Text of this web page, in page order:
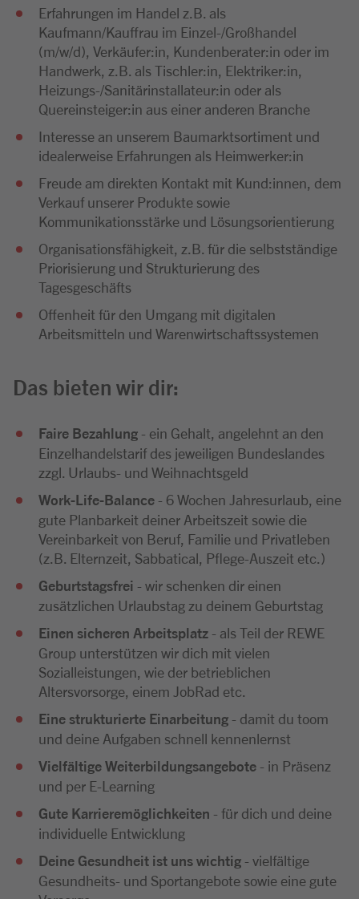
Erfahrungen im Handel z.B. als
Kaufmann/Kauffrau im Einzel-/Großhandel
(m/w/d), Verkäufer:in, Kundenberater:in oder im
Handwerk, z.B. als Tischler:in, Elektriker:in,
Heizungs-/Sanitärinstallateur:in oder als
Quereinsteiger:in aus einer anderen Branche
Interesse an unserem Baumarktsortiment und
idealerweise Erfahrungen als Heimwerker:in
Freude am direkten Kontakt mit Kund:innen, dem
Verkauf unserer Produkte sowie
Kommunikationsstärke und Lösungsorientierung
Organisationsfähigkeit, z.B. für die selbstständige
Priorisierung und Strukturierung des
Tagesgeschäfts
Offenheit für den Umgang mit digitalen
Arbeitsmitteln und Warenwirtschaftssystemen
Das bieten wir dir:
Faire Bezahlung - ein Gehalt, angelehnt an den
Einzelhandelstarif des jeweiligen Bundeslandes
zzgl. Urlaubs- und Weihnachtsgeld
Work-Life-Balance - 6 Wochen Jahresurlaub, eine
gute Planbarkeit deiner Arbeitszeit sowie die
Vereinbarkeit von Beruf, Familie und Privatleben
(z.B. Elternzeit, Sabbatical, Pflege-Auszeit etc.)
Geburtstagsfrei - wir schenken dir einen
zusätzlichen Urlaubstag zu deinem Geburtstag
Einen sicheren Arbeitsplatz - als Teil der REWE
Group unterstützen wir dich mit vielen
Sozialleistungen, wie der betrieblichen
Altersvorsorge, einem JobRad etc.
Eine strukturierte Einarbeitung - damit du toom
und deine Aufgaben schnell kennenlernst
Vielfältige Weiterbildungsangebote - in Präsenz
und per E-Learning
Gute Karrieremöglichkeiten - für dich und deine
individuelle Entwicklung
Deine Gesundheit ist uns wichtig - vielfältige
Gesundheits- und Sportangebote sowie eine gute